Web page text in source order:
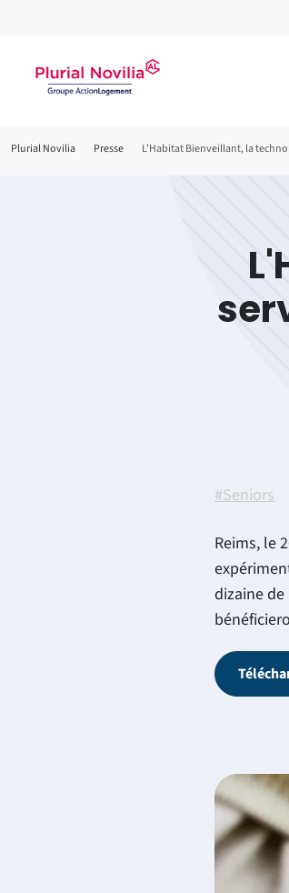
Fil
Plurial Novilia Presse L'Habitat Bienveillant, la
#Seniors
Reims, le
dizaine
de
chat